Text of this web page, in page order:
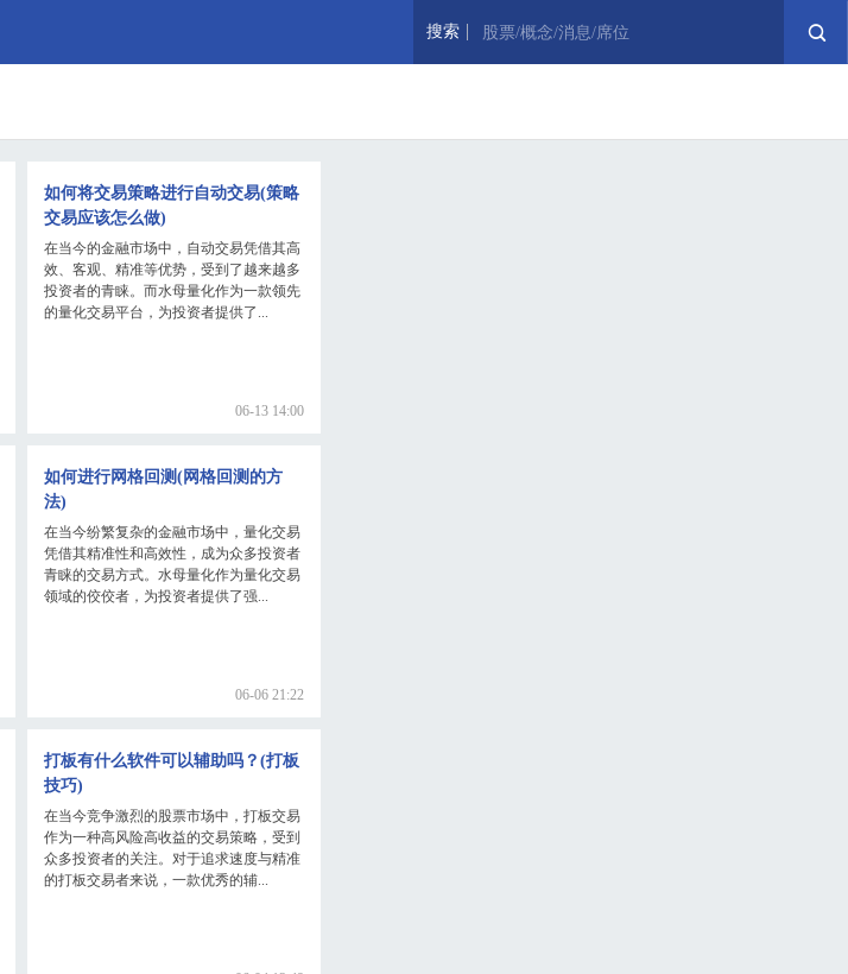
搜索 股票/概念/消息/席位
如何将交易策略进行自动交易(策略
交易应该怎么做)
在当今的金融市场中，自动交易凭借其高
效、客观、精准等优势，受到了越来越多
投资者的青睐。而水母量化作为一款领先
的量化交易平台，为投资者提供了...
06-13 14:00
如何进行网格回测(网格回测的方
法)
在当今纷繁复杂的金融市场中，量化交易
凭借其精准性和高效性，成为众多投资者
青睐的交易方式。水母量化作为量化交易
领域的佼佼者，为投资者提供了强...
06-06 21:22
打板有什么软件可以辅助吗？(打板
技巧)
在当今竞争激烈的股票市场中，打板交易
作为一种高风险高收益的交易策略，受到
众多投资者的关注。对于追求速度与精准
的打板交易者来说，一款优秀的辅...